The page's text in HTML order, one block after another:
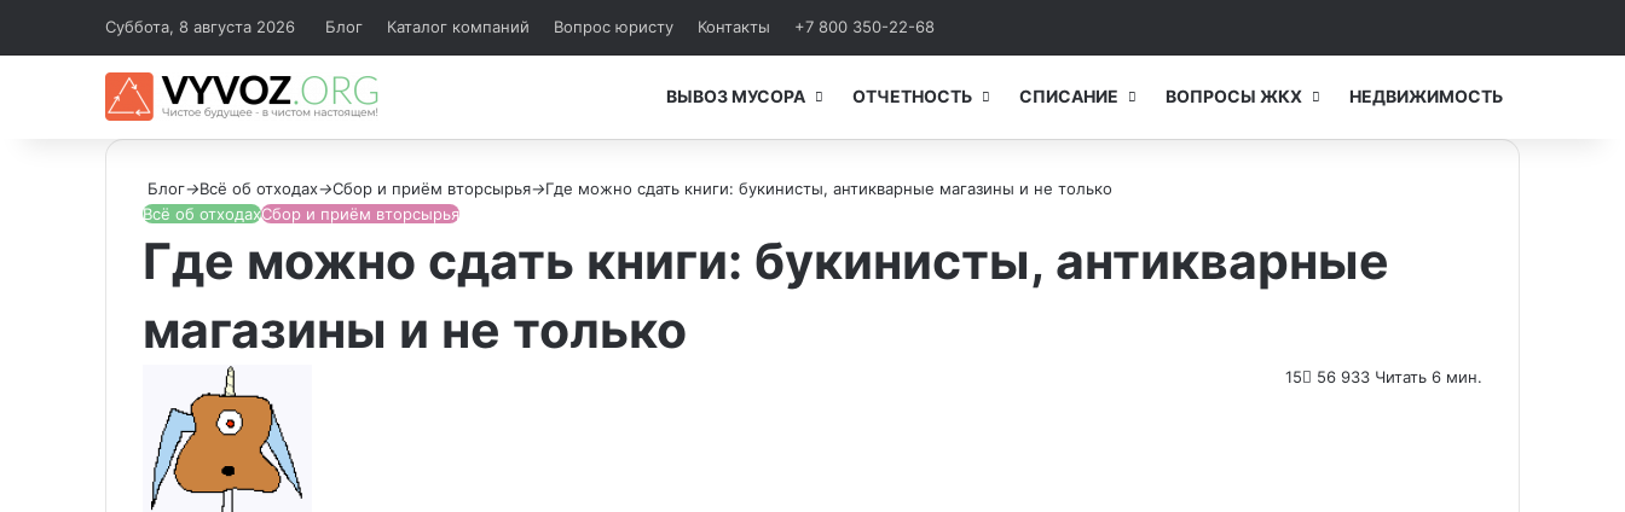
Суббота, 8 августа 2026 Блог Каталог компаний Вопрос юристу Контакты +7 800 350-22-68
ВЫВОЗ МУСОРА ОТЧЕТНОСТЬ СПИСАНИЕ ВОПРОСЫ ЖКХ НЕДВИЖИМОСТЬ
Блог→Всё об отходах→Сбор и приём вторсырья→Где можно сдать книги: букинисты, антикварные магазины и не только
Всё об отходахСбор и приём вторсырья
Где можно сдать книги: букинисты, антикварные
магазины и не только
15 56 933 Читать 6 мин.